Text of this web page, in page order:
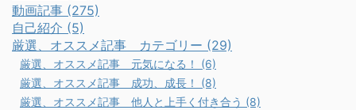
動画記事 (275)
自己紹介 (5)
厳選、オススメ記事 カテゴリー (29)
厳選、オススメ記事 元気になる！ (6)
厳選、オススメ記事 成功、成長！ (8)
厳選、オススメ記事 他人と上手く付き合う (8)